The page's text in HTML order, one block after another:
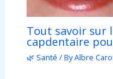
Tout savoir sur
capdentaire
🌿 Santé / ByAlbre